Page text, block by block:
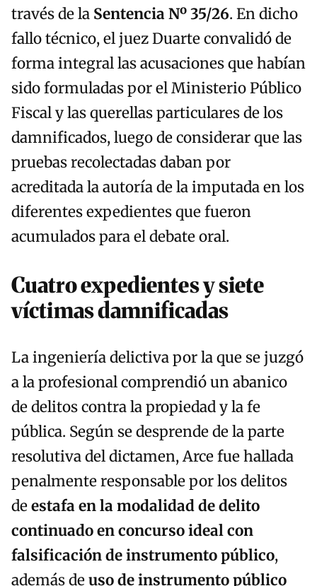
través de la Sentencia Nº 35/26. En dicho
fallo técnico, el juez Duarte convalidó de
forma integral las acusaciones que habían
sido formuladas por el Ministerio Público
Fiscal y las querellas particulares de los
damnificados, luego de considerar que las
pruebas recolectadas daban por
acreditada la autoría de la imputada en los
diferentes expedientes que fueron
acumulados para el debate oral.
Cuatro expedientes y siete
víctimas damnificadas
La ingeniería delictiva por la que se juzgó
a la profesional comprendió un abanico
de delitos contra la propiedad y la fe
pública. Según se desprende de la parte
resolutiva del dictamen, Arce fue hallada
penalmente responsable por los delitos
deestafa en la modalidad de delito
continuado en concurso ideal con
falsificación de instrumento público,
además deuso de instrumento público